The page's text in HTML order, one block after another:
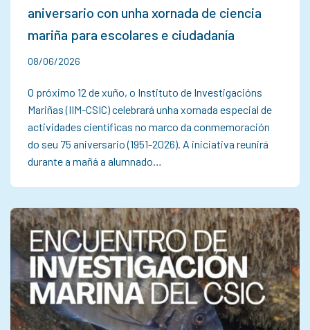
aniversario con unha xornada de ciencia
mariña para escolares e ciudadanía
08/06/2026
O próximo 12 de xuño, o Instituto de Investigacións
Mariñas (IIM-CSIC) celebrará unha xornada especial de
actividades científicas no marco da conmemoración
do seu 75 aniversario (1951-2026). A iniciativa reunirá
durante a mañá a alumnado…